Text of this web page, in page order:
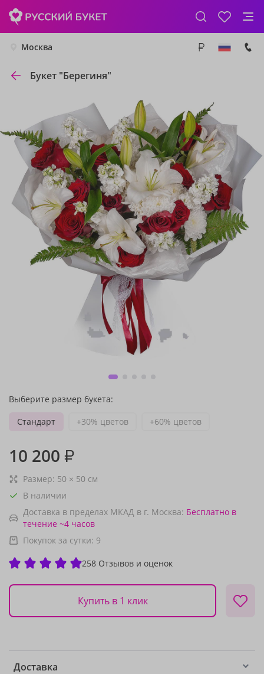
Москва
Букет "Берегиня"
Выберите размер букета:
Стандарт
+30% цветов +60% цветов
10 200 ₽
Размер: 50 × 50 см
В наличии
Доставка в пределах МКАД в г. Москва: Бесплатно в
течение ~4 часов
Покупок за сутки: 9
258 Отзывов и оценок
Купить в 1 клик
Доставка